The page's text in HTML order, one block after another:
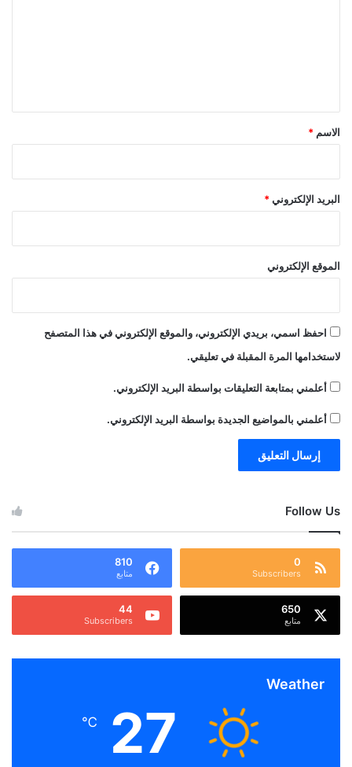
*
الاسم *
البريد الإلكتروني*
الموقع الإلكتروني
احفظ اسمي، بريدي الإلكتروني، والموقع الإلكتروني في هذا المتصفح
لاستخدامها المرة المقبلة في تعليقي.
أعلمني بمتابعة التعليقات بواسطة البريد الإلكتروني.
أعلمني بالمواضيع الجديدة بواسطة البريد الإلكتروني.
Follow Us
0
Subscribers
810
متابع
650
متابع
44
Subscribers
Weather
27
℃